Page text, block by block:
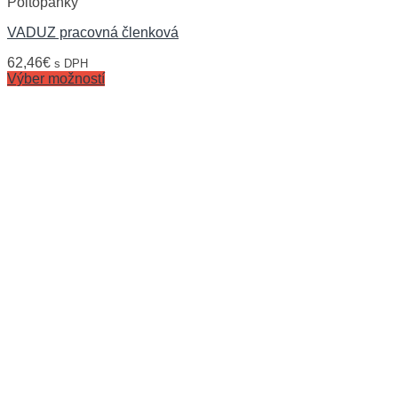
VADUZ pracovná členková
62,46€ s DPH
Výber možností